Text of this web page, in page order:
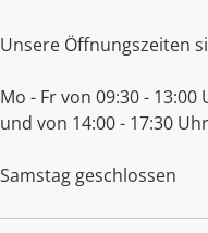
Unsere Öffnungszeiten
Mo - Fr von 09:30 - 13:00
und von 14:00 - 17:30 Uhr
Samstag geschlossen